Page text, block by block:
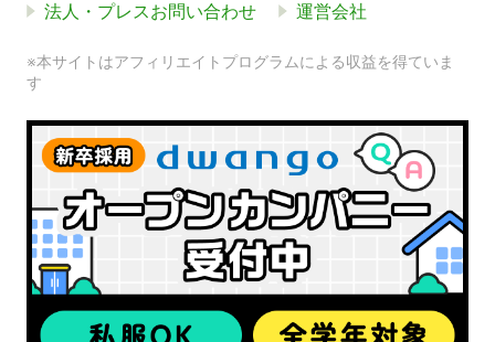
法人・プレスお問い合わせ 運営会社
※本サイトはアフィリエイトプログラムによる収益を得ていま
す